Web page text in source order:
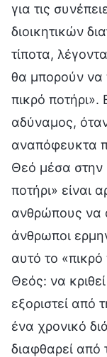
για τις
διοικητικών
τίποτα,
θα μπορούν να
πικρό ποτήρι».
αδύναμος,
αναπόφευκτα
Θεό μέσα στην
ποτήρι» είναι
ανθρώπους να
άνθρωποι
αυτό το «πικρό
Θεός: να
εξοριστεί από
ένα χρονικό
διαφθαρεί από